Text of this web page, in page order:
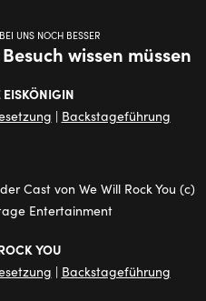
UNS NOCH BESSER
wissen müssen
| Backstageführung
YOU
| Backstageführung